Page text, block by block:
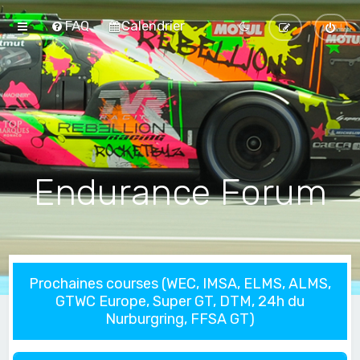
FAQ Calendrier
Endurance Forum
Prochaines courses (WEC, IMSA, ELMS, ALMS,
GTWC Europe, Super GT, DTM, 24h du
Nurburgring, FFSA GT)